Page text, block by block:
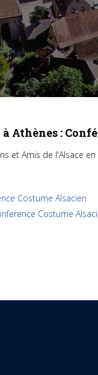
à Athènes :
et Amis de l'Alsace
Costume Alsacien
Costume